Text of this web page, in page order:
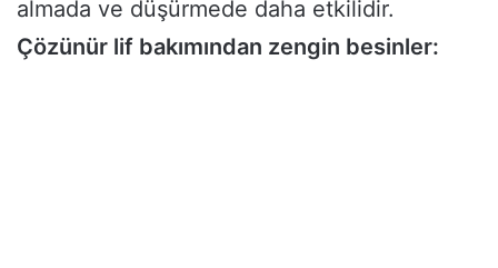
almada ve düşürmede daha etkilidir.
Çözünür lif bakımından zengin besinler: